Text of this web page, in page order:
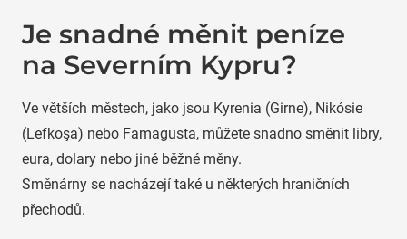
Je snadné měnit peníze
na Severním Kypru?
Ve větších městech, jako jsou Kyrenia (Girne), Nikósie
(Lefkoşa) nebo Famagusta, můžete snadno směnit libry,
eura, dolary nebo jiné běžné měny.
Směnárny se nacházejí také u některých hraničních
přechodů.